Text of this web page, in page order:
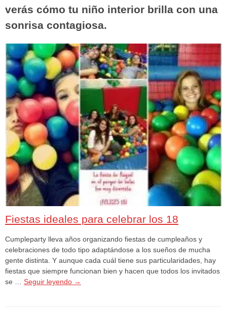
verás cómo tu niño interior brilla con una
sonrisa contagiosa.
Fiestas ideales para celebrar los 18
Cumpleparty lleva años organizando fiestas de cumpleaños y
celebraciones de todo tipo adaptándose a los sueños de mucha
gente distinta. Y aunque cada cuál tiene sus particularidades, hay
fiestas que siempre funcionan bien y hacen que todos los invitados
se … Seguir leyendo →